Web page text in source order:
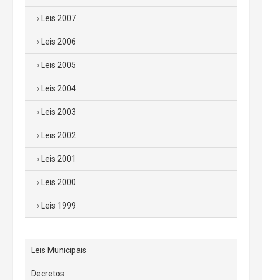
Leis 2007
Leis 2006
Leis 2005
Leis 2004
Leis 2003
Leis 2002
Leis 2001
Leis 2000
Leis 1999
Leis Municipais
Decretos